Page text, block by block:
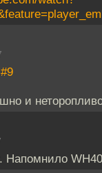
#9
и
Напомнило